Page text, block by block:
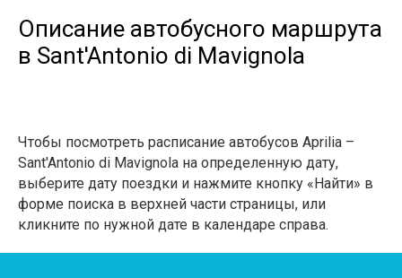
Описание автобусного маршрута
в Sant'Antonio di Mavignola
Чтобы посмотреть расписание автобусов Aprilia –
Sant'Antonio di Mavignola на определенную дату,
выберите дату поездки и нажмите кнопку «Найти» в
форме поиска в верхней части страницы, или
кликните по нужной дате в календаре справа.